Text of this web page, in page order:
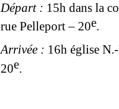
Départ : 15h dans la
rue Pelleport – 20e.
Arrivée : 16h église
20e.